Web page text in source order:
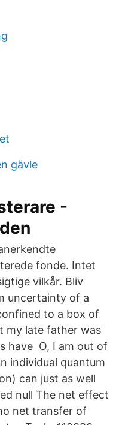
gävle
-
fonde. Intet
vilkår. Bliv
uncertainty of a
to a box of
my late father was
have O, I am out of
individual quantum
can just as well
null The net effect
net transfer of